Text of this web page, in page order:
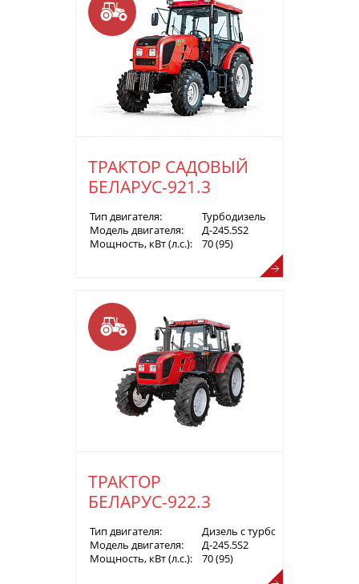
ТРАКТОР САДОВЫЙ
БЕЛАРУС-921.3
Тип двигателя:
Турбодизель
Модель двигателя:
Д-245.5S2
Мощность, кВт (л.с.):
70 (95)
ТРАКТОР
БЕЛАРУС-922.3
Тип двигателя:
Дизель с турбонаддувом
Модель двигателя:
Д-245.5S2
Мощность, кВт (л.с.):
70 (95)